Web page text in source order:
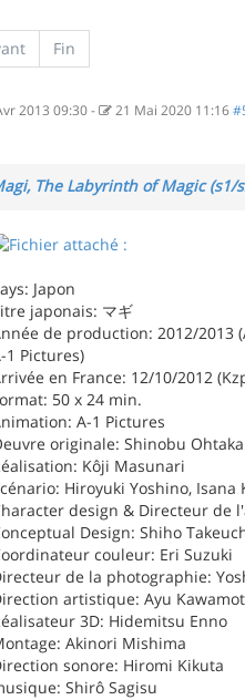
Fin
2013 09:30- 21 Mai 2020 11:16
The Labyrinth of Magic (s1/
Japon
japonais: マギ
de production: 2012/2013
1 Pictures)
en France: 12/10/2012
50 x 24 min.
A-1 Pictures
originale: Shinobu Ohtaka
Kôji Masunari
Hiroyuki Yoshino,
design & Directeur de
Design: Shiho
couleur: Eri Suzuki
de la photographie:
artistique: Ayu
3D: Hidemitsu Enno
Akinori Mishima
sonore: Hiromi Kikuta
Shirô Sagisu